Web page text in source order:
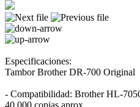
Especificaciones:
Tambor Brother DR-700 Original
- Compatibilidad: Brother HL-
40.000 copias aprox